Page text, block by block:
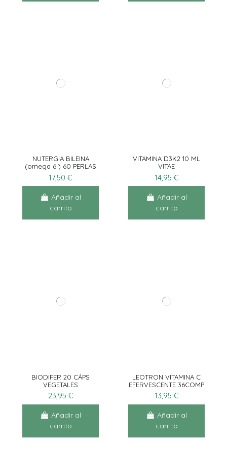
NUTERGIA BILEINA
(omega 6 ) 60 PERLAS
17,50 €
Añadir al
carrito
VITAMINA D3K2 10 ML
VITAE
14,95 €
Añadir al
carrito
BIODIFER 20 CÁPS
VEGETALES
23,95 €
Añadir al
carrito
LEOTRON VITAMINA C
EFERVESCENTE 36COMP
+ 18 GRATIS
13,95 €
Añadir al
carrito